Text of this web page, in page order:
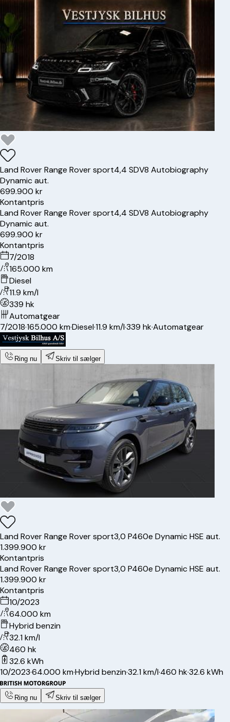
Land RoverRange Rover sport4,4 SDV8 Autobiography
Dynamic aut.
699.900 kr
Kontantpris
Land RoverRange Rover sport4,4 SDV8 Autobiography
Dynamic aut.
699.900 kr
Kontantpris
7/2018
165.000 km
Diesel
11.9 km/l
339 hk
Automatgear
7/2018·165.000 km·Diesel·11.9 km/l·339 hk·Automatgear
Ring nu Skriv til sælger
Land RoverRange Rover sport3,0 P460e Dynamic HSE aut.
1.399.900 kr
Kontantpris
Land RoverRange Rover sport3,0 P460e Dynamic HSE aut.
1.399.900 kr
Kontantpris
10/2023
64.000 km
Hybrid benzin
32.1 km/l
460 hk
32.6 kWh
10/2023·64.000 km·Hybrid benzin·32.1 km/l·460 hk·32.6 kWh
Ring nu Skriv til sælger